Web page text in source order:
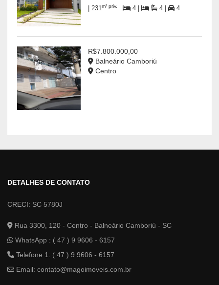
| 231m² priv. 4 | 4 | 4
R$7.800.000,00
Balneário Camboriú
Centro
DETALHES DE CONTATO
CRECI: SC 5780J
Rua 3300, 120 - Centro - Balneário Camboriú - SC
WhatsApp : ( 47 ) 9 9606 - 6157
Telefone 1: ( 47 ) 9 9606 - 6157
Email: contato@magoimoveis.com.br